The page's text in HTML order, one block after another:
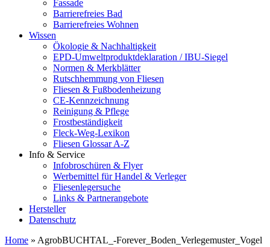
Fassade
Barrierefreies Bad
Barrierefreies Wohnen
Wissen
Ökologie & Nachhaltigkeit
EPD-Umweltproduktdeklaration / IBU-Siegel
Normen & Merkblätter
Rutschhemmung von Fliesen
Fliesen & Fußbodenheizung
CE-Kennzeichnung
Reinigung & Pflege
Frostbeständigkeit
Fleck-Weg-Lexikon
Fliesen Glossar A-Z
Info & Service
Infobroschüren & Flyer
Werbemittel für Handel & Verleger
Fliesenlegersuche
Links & Partnerangebote
Hersteller
Datenschutz
Home » AgrobBUCHTAL_-Forever_Boden_Verlegemuster_Vogel